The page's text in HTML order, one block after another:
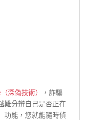
深偽技術）
，詐騙
難分辨自己是否正在
功能，您就能隨時偵